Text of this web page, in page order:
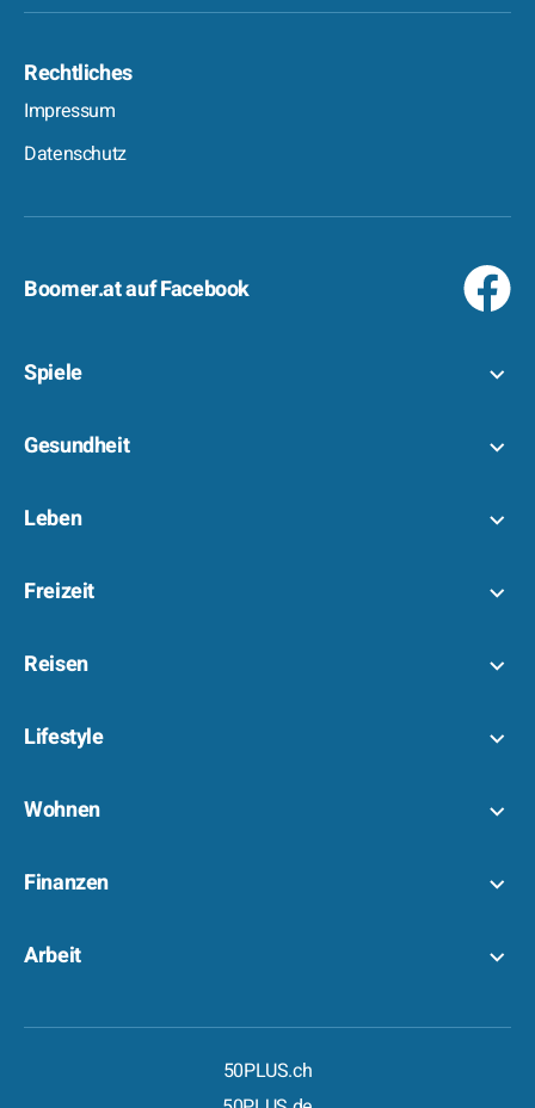
Rechtliches
Impressum
Datenschutz
Boomer.at auf Facebook
Spiele
Gesundheit
Leben
Freizeit
Reisen
Lifestyle
Wohnen
Finanzen
Arbeit
50PLUS.ch